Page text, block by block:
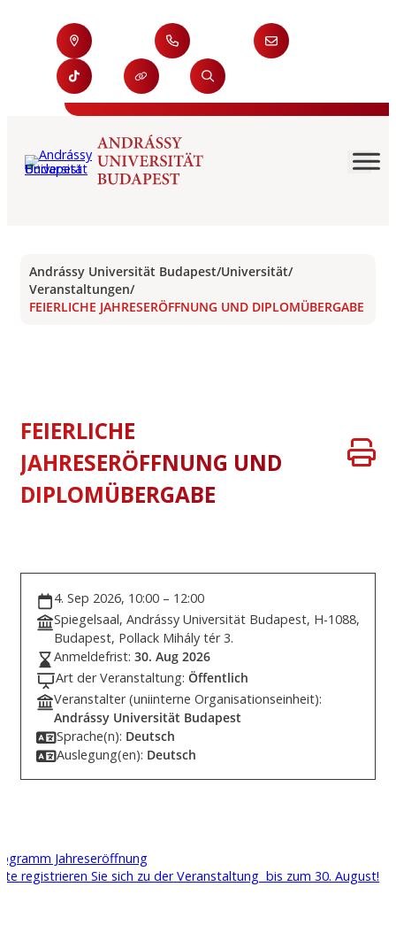
Andrássy Universität Budapest/Universität/
Veranstaltungen/
FEIERLICHE JAHRESERÖFFNUNG UND DIPLOMÜBERGABE
FEIERLICHE
JAHRESERÖFFNUNG UND
DIPLOMÜBERGABE
4. Sep 2026, 10:00 – 12:00
Spiegelsaal, Andrássy Universität Budapest, H-1088,
Budapest, Pollack Mihály tér 3.
Anmeldefrist: 30. Aug 2026
Art der Veranstaltung: Öffentlich
Veranstalter (uniinterne Organisationseinheit):
Andrássy Universität Budapest
Sprache(n): Deutsch
Auslegung(en): Deutsch
Jahreseröffnung
registrieren Sie sich zu der Veranstaltung bis zum 30. August!